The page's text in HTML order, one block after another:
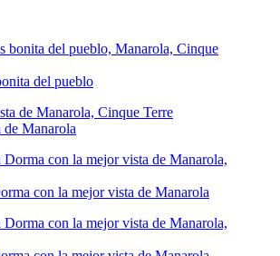
del pueblo
Manarola
con la mejor vista de Manarola